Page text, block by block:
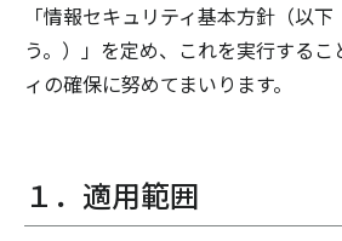
「情報セキュリティ基本方針（以
う。）」を定め、これを実行する
ィの確保に努めてまいります。
１．適用範囲